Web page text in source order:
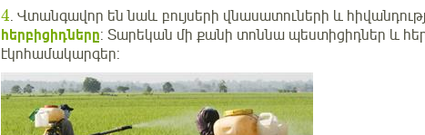
4. Վտանգավոր են նաև բույսերի վնասատուների և
հերբիցիդները: Տարեկան մի քանի տոննա պեստիցիդներ և
էկոհամակարգեր: